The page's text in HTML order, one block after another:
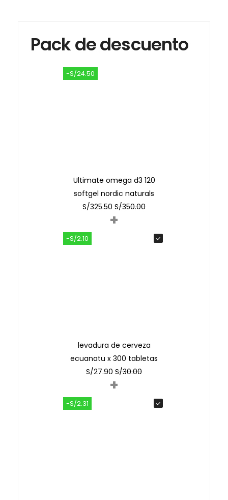
Pack de descuento
-S/24.50
Ultimate omega d3 120
softgel nordic naturals
S/325.50 S/350.00
+
-S/2.10
levadura de cerveza
ecuanatu x 300 tabletas
S/27.90 S/30.00
+
-S/2.31